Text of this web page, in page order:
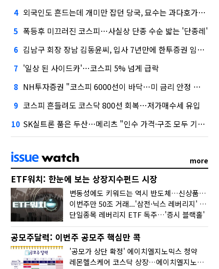
4 외국인도 흔드는데 개미만 잡던 당국, 묘수는 과다호가부담금?
5 폭등후 미끄러진 코스피…사실상 단종 수순 밟는 '단종레'
6 김남구 회장 장남 김동윤씨, 입사 7년만에 한투증권 임원 승진
7 '일상 된 사이드카'…코스피 5% 넘게 급락
8 NH투자증권 "코스피 6000선이 바닥…미 금리 안정 후 추가 회복"
9 코스피 흔들려도 코스닥 800선 회복…저가매수세 유입
10 SK실트론 품은 두산…메리츠 "인수 가격·구조 모두 기대 이상"
more
ETF워치: 한눈에 보는 상장지수펀드 시장
변동성에도 키워드는 역시 반도체…신상품은 우주·방산
이번주만 50조 거래...'삼전·닉스 레버리지' 수익률은 -30%
단일종목 레버리지 ETF 독주…'증시 블랙홀'
공모주달력: 이번주 공모주 핵심만 콕
'공모가 상단 확정' 에이치엘지노믹스 청약
레몬헬스케어 코스닥 상장…에이치엘지노믹스 수요예측